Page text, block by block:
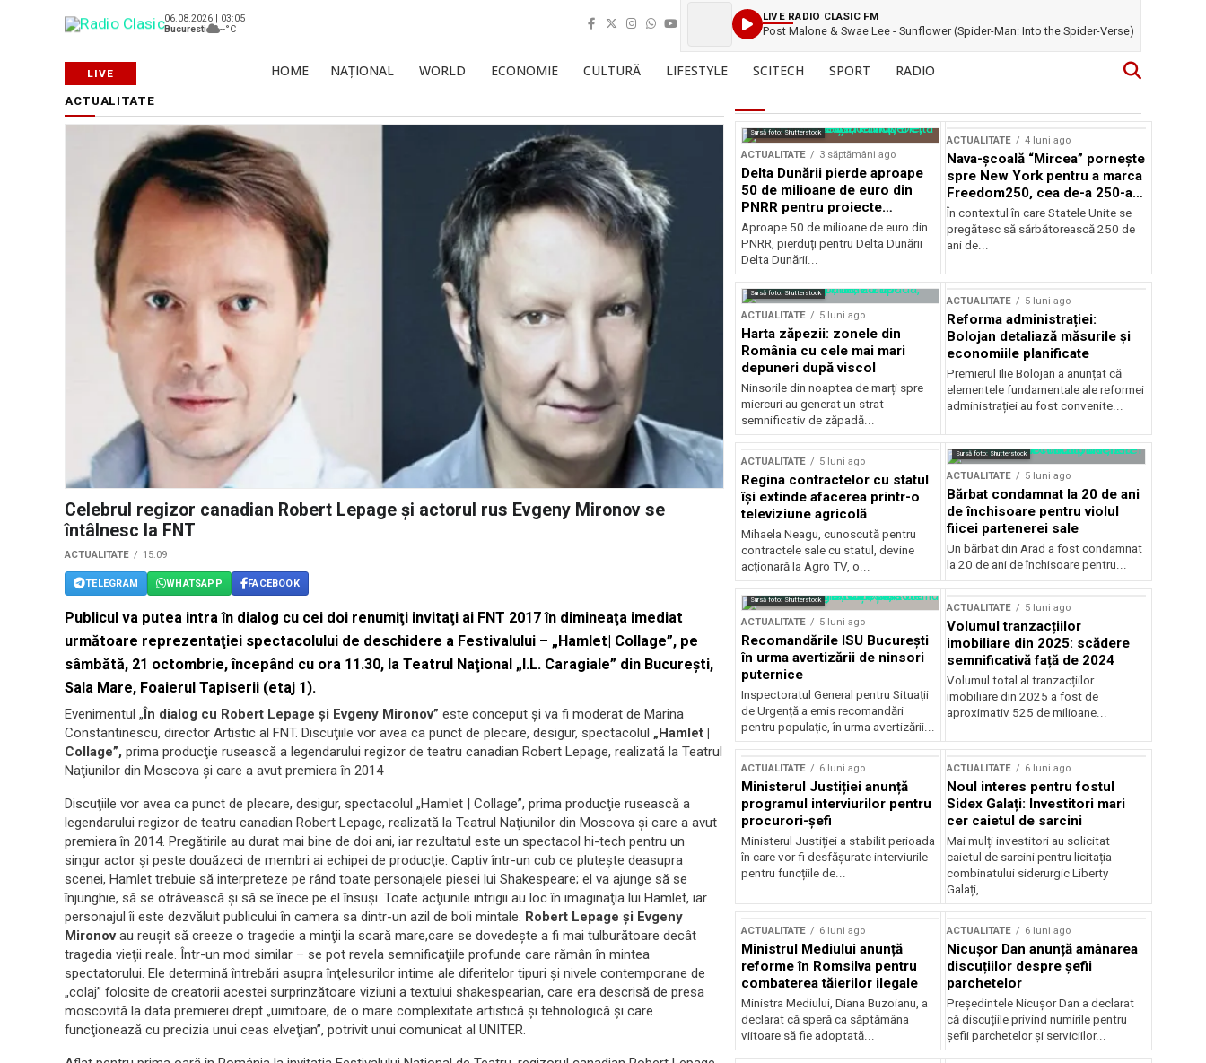
06.08.2026 | 03:05
Bucuresti
--°C
LIVE RADIO CLASIC FM
Post Malone & Swae Lee - Sunflower (Spider-Man: Into the Spider-Verse)
HOME NAȚIONAL WORLD ECONOMIE CULTURĂ LIFESTYLE SCITECH SPORT RADIO
ACTUALITATE
Celebrul regizor canadian Robert Lepage şi actorul rus Evgeny Mironov se
întâlnesc la FNT
ACTUALITATE 15:09
TELEGRAM WHATSAPP FACEBOOK
Publicul va putea intra în dialog cu cei doi renumiţi invitaţi ai FNT 2017 în dimineaţa imediat
următoare reprezentaţiei spectacolului de deschidere a Festivalului – „Hamlet| Collage”, pe
sâmbătă, 21 octombrie, începând cu ora 11.30, la Teatrul Naţional „I.L. Caragiale” din Bucureşti,
Sala Mare, Foaierul Tapiserii (etaj 1).
Evenimentul „În dialog cu Robert Lepage şi Evgeny Mironov” este conceput şi va fi moderat de Marina
Constantinescu, director Artistic al FNT. Discuţiile vor avea ca punct de plecare, desigur, spectacolul „Hamlet |
Collage”, prima producţie rusească a legendarului regizor de teatru canadian Robert Lepage, realizată la Teatrul
Naţiunilor din Moscova şi care a avut premiera în 2014
Discuţiile vor avea ca punct de plecare, desigur, spectacolul „Hamlet | Collage”, prima producţie rusească a
legendarului regizor de teatru canadian Robert Lepage, realizată la Teatrul Naţiunilor din Moscova şi care a avut
premiera în 2014. Pregătirile au durat mai bine de doi ani, iar rezultatul este un spectacol hi-tech pentru un
singur actor şi peste douăzeci de membri ai echipei de producţie. Captiv într-un cub ce pluteşte deasupra
scenei, Hamlet trebuie să interpreteze pe rând toate personajele piesei lui Shakespeare; el va ajunge să se
înjunghie, să se otrăvească şi să se înece pe el însuşi. Toate acţiunile intrigii au loc în imaginaţia lui Hamlet, iar
personajul îi este dezvăluit publicului în camera sa dintr-un azil de boli mintale. Robert Lepage şi Evgeny
Mironovau reuşit să creeze o tragedie a minţii la scară mare,care se dovedeşte a fi mai tulburătoare decât
tragedia vieţii reale. Într-un mod similar – se pot revela semnificaţiile profunde care rămân în mintea
spectatorului. Ele determină întrebări asupra înţelesurilor intime ale diferitelor tipuri şi nivele contemporane de
„colaj” folosite de creatorii acestei surprinzătoare viziuni a textului shakespearian, care era descrisă de presa
moscovită la data premierei drept „uimitoare, de o mare complexitate artistică şi tehnologică şi care
funcţionează cu precizia unui ceas elveţian”, potrivit unui comunicat al UNITER.
Sursă foto: Shutterstock
ACTUALITATE 3 săptămâni ago
Delta Dunării pierde aproape
50 de milioane de euro din
PNRR pentru proiecte
esențiale
Aproape 50 de milioane de euro din
PNRR, pierduți pentru Delta Dunării
Delta Dunării...
ACTUALITATE 4 luni ago
Nava-școală “Mircea” pornește
spre New York pentru a marca
Freedom250, cea de-a 250-a
aniversare a Statelor Unite
În contextul în care Statele Unite se
pregătesc să sărbătorească 250 de
ani de...
Sursă foto: Shutterstock
ACTUALITATE 5 luni ago
Harta zăpezii: zonele din
România cu cele mai mari
depuneri după viscol
Ninsorile din noaptea de marți spre
miercuri au generat un strat
semnificativ de zăpadă...
ACTUALITATE 5 luni ago
Reforma administrației:
Bolojan detaliază măsurile și
economiile planificate
Premierul Ilie Bolojan a anunțat că
elementele fundamentale ale reformei
administrației au fost convenite...
ACTUALITATE 5 luni ago
Regina contractelor cu statul
își extinde afacerea printr-o
televiziune agricolă
Mihaela Neagu, cunoscută pentru
contractele sale cu statul, devine
acționară la Agro TV, o...
Sursă foto: Shutterstock
ACTUALITATE 5 luni ago
Bărbat condamnat la 20 de ani
de închisoare pentru violul
fiicei partenerei sale
Un bărbat din Arad a fost condamnat
la 20 de ani de închisoare pentru...
Sursă foto: Shutterstock
ACTUALITATE 5 luni ago
Recomandările ISU București
în urma avertizării de ninsori
puternice
Inspectoratul General pentru Situații
de Urgență a emis recomandări
pentru populație, în urma avertizării...
ACTUALITATE 5 luni ago
Volumul tranzacțiilor
imobiliare din 2025: scădere
semnificativă față de 2024
Volumul total al tranzacțiilor
imobiliare din 2025 a fost de
aproximativ 525 de milioane...
ACTUALITATE 6 luni ago
Ministerul Justiției anunță
programul interviurilor pentru
procurori-șefi
Ministerul Justiției a stabilit perioada
în care vor fi desfășurate interviurile
pentru funcțiile de...
ACTUALITATE 6 luni ago
Noul interes pentru fostul
Sidex Galați: Investitori mari
cer caietul de sarcini
Mai mulți investitori au solicitat
caietul de sarcini pentru licitația
combinatului siderurgic Liberty
Galați,...
ACTUALITATE 6 luni ago
Ministrul Mediului anunță
reforme în Romsilva pentru
combaterea tăierilor ilegale
Ministra Mediului, Diana Buzoianu, a
declarat că speră ca săptămâna
viitoare să fie adoptată...
ACTUALITATE 6 luni ago
Nicușor Dan anunță amânarea
discuțiilor despre șefii
parchetelor
Președintele Nicușor Dan a declarat
că discuțiile privind numirile pentru
șefii parchetelor și serviciilor...